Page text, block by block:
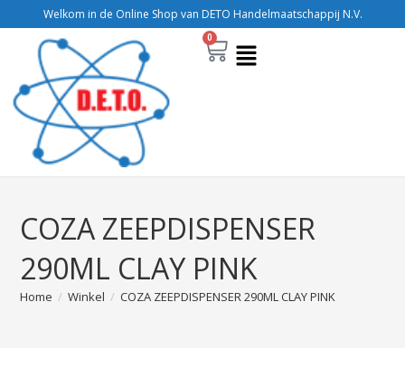
Welkom in de Online Shop van DETO Handelmaatschappij N.V.
0
COZA ZEEPDISPENSER
290ML CLAY PINK
Home / Winkel / COZA ZEEPDISPENSER 290ML CLAY PINK